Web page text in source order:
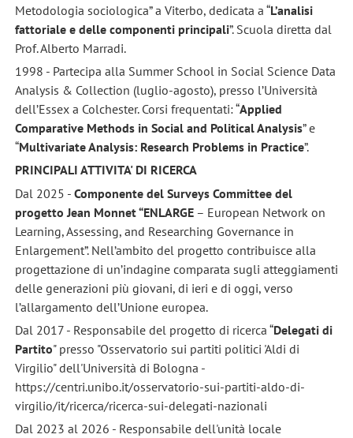
Metodologia sociologica” a Viterbo, dedicata a “L’analisi
fattoriale e delle componenti principali”. Scuola diretta dal
Prof. Alberto Marradi.
1998 - Partecipa alla Summer School in Social Science Data
Analysis & Collection (luglio-agosto), presso l’Università
dell’Essex a Colchester. Corsi frequentati: “Applied
Comparative Methods in Social and Political Analysis” e
“Multivariate Analysis: Research Problems in Practice”.
PRINCIPALI ATTIVITA' DI RICERCA
Dal 2025 - Componente del Surveys Committee del
progetto Jean Monnet “ENLARGE– European Network on
Learning, Assessing, and Researching Governance in
Enlargement”. Nell’ambito del progetto contribuisce alla
progettazione di un’indagine comparata sugli atteggiamenti
delle generazioni più giovani, di ieri e di oggi, verso
l’allargamento dell’Unione europea.
Dal 2017 - Responsabile del progetto di ricerca “Delegati di
Partito" presso "Osservatorio sui partiti politici 'Aldi di
Virgilio" dell'Università di Bologna -
https://centri.unibo.it/osservatorio-sui-partiti-aldo-di-
virgilio/it/ricerca/ricerca-sui-delegati-nazionali
Dal 2023 al 2026 - Responsabile dell'unità locale